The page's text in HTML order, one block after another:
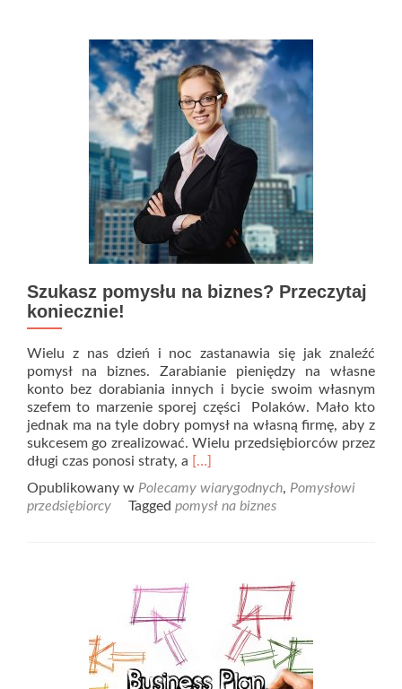
Szukasz pomysłu na biznes? Przeczytaj
koniecznie!
Wielu z nas dzień i noc zastanawia się jak znaleźć
pomysł na biznes. Zarabianie pieniędzy na własne
konto bez dorabiania innych i bycie swoim własnym
szefem to marzenie sporej części Polaków. Mało kto
jednak ma na tyle dobry pomysł na własną firmę, aby z
sukcesem go zrealizować. Wielu przedsiębiorców przez
długi czas ponosi straty, a Read
about
Szukasz
Przeczytaj
koniecznie!
[…]
Opublikowany w Polecamy wiarygodnych, Pomysłowi
przedsiębiorcy
Tagged pomysł na biznes